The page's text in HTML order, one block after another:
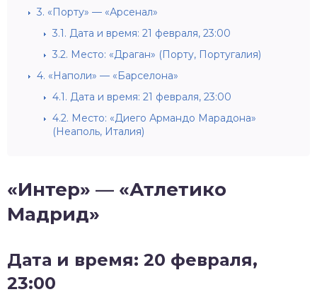
3. «Порту» — «Арсенал»
3.1. Дата и время: 21 февраля, 23:00
3.2. Место: «Драган» (Порту, Португалия)
4. «Наполи» — «Барселона»
4.1. Дата и время: 21 февраля, 23:00
4.2. Место: «Диего Армандо Марадона»
(Неаполь, Италия)
«Интер» — «Атлетико
Мадрид»
Дата и время: 20 февраля,
23:00